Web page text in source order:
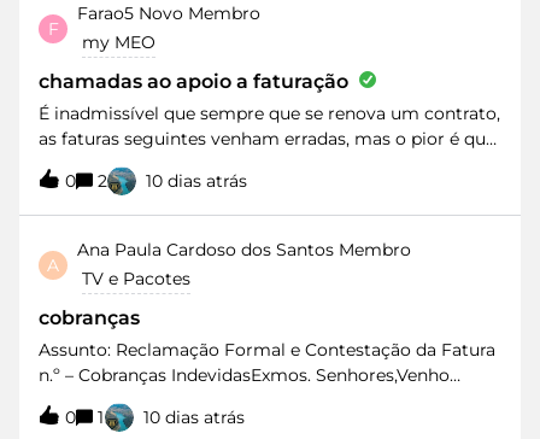
F
Farao5 Novo Membro
my MEO
chamadas ao apoio a faturação
É inadmissível que sempre que se renova um contrato,
as faturas seguintes venham erradas, mas o pior é que
temos que pagar as chamadas para que resolvam um
problema originado internamente ao qual somos
alheios.
0 2 10 dias atrás
A
Ana Paula Cardoso dos Santos Membro
TV e Pacotes
cobranças
Assunto: Reclamação Formal e Contestação da Fatura
n.º – Cobranças IndevidasExmos. Senhores,Venho
apresentar uma reclamação formal relativamente à
fatura n.º , por não concordar com os valores
0 1 10 dias atrás